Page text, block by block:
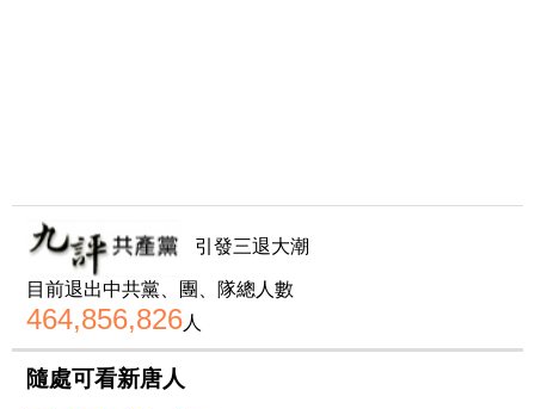
引發三退大潮
目前退出中共黨、團、隊總人數
464,856,826人
隨處可看新唐人